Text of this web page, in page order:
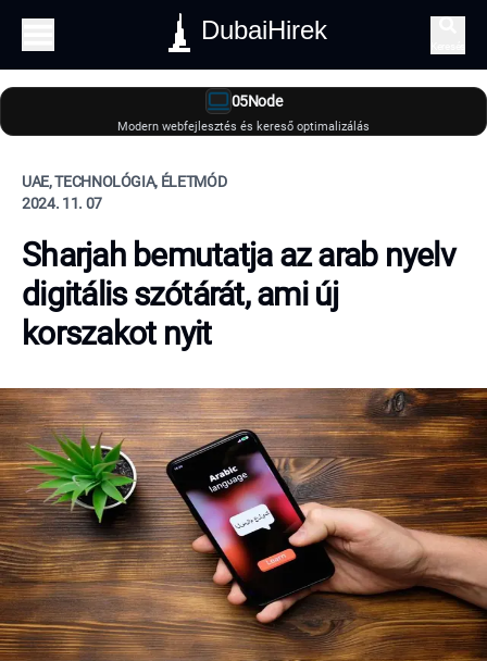
DubaiHirek
05Node
Modern webfejlesztés és kereső optimalizálás
UAE, TECHNOLÓGIA, ÉLETMÓD
2024. 11. 07
Sharjah bemutatja az arab nyelv
digitális szótárát, ami új
korszakot nyit